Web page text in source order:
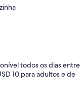
todos os dias entre
10 para adultos e de